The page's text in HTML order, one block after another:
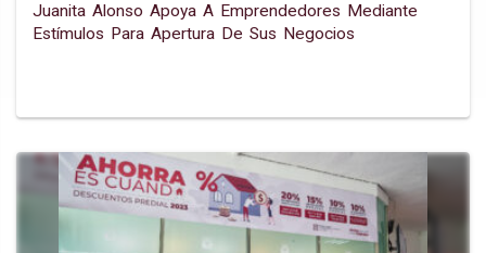
Juanita Alonso Apoya A Emprendedores Mediante
Estímulos Para Apertura De Sus Negocios